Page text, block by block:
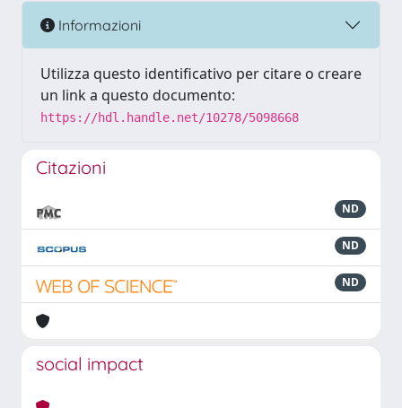
Informazioni
Utilizza questo identificativo per citare o creare
un link a questo documento:
https://hdl.handle.net/10278/5098668
Citazioni
ND
ND
ND
social impact